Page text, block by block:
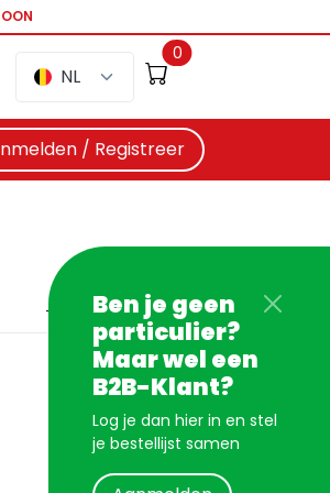
NL
0
/ Registreer
Ben je geen
particulier?
Maar wel een
B2B-Klant?
Log je dan hier in en stel
je bestellijst samen